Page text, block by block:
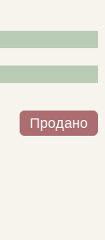
Продано